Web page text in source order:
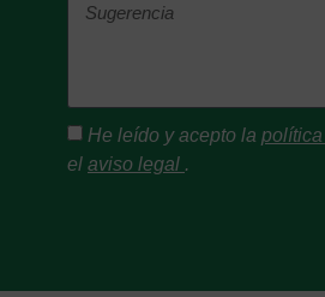
He leído y acepto la
el aviso legal